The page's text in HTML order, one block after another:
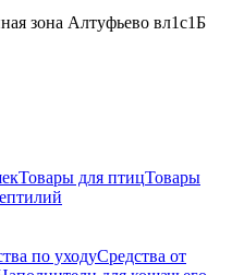
зона Алтуфьево вл1с1Б
Товары для птицТовары
по уходуСредства от